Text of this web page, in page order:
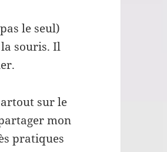
le seul)
souris. Il
sur le
mon
pratiques